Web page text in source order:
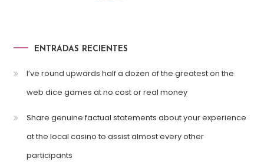
ENTRADAS RECIENTES
I’ve round upwards half a dozen of the greatest on the
web dice games at no cost or real money
Share genuine factual statements about your experience
at the local casino to assist almost every other
participants